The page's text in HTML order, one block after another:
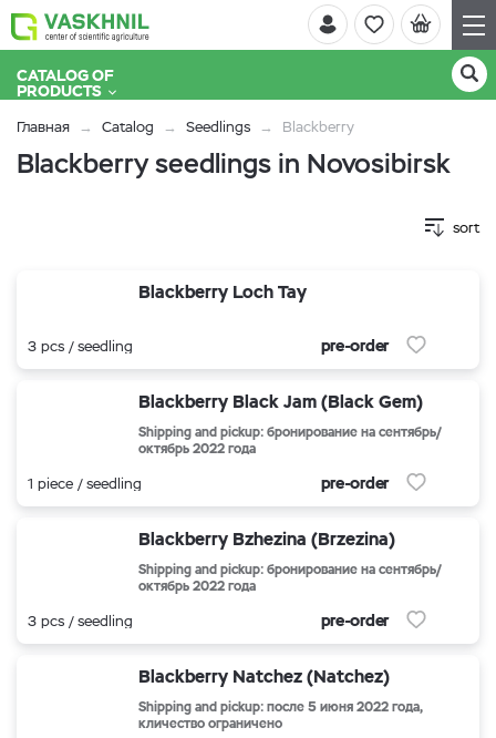
CATALOG OF
PRODUCTS
Главная Catalog Seedlings Blackberry
Blackberry seedlings in Novosibirsk
sort
Blackberry Loch Tay
3 pcs / seedling pre-order
Blackberry Black Jam (Black Gem)
Shipping and pickup: бронирование на сентябрь/
октябрь 2022 года
1 piece / seedling pre-order
Blackberry Bzhezina (Brzezina)
Shipping and pickup: бронирование на сентябрь/
октябрь 2022 года
3 pcs / seedling pre-order
Blackberry Natchez (Natchez)
Shipping and pickup: после 5 июня 2022 года,
кличество ограничено